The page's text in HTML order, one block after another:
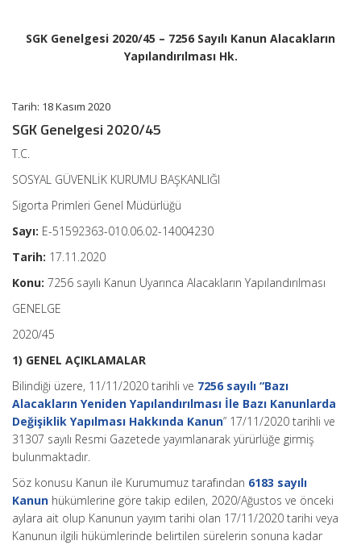
SGK Genelgesi 2020/45 – 7256 Sayılı Kanun Alacakların
Yapılandırılması Hk.
Tarih: 18 Kasım 2020
SGK Genelgesi 2020/45
T.C.
SOSYAL GÜVENLİK KURUMU BAŞKANLIĞI
Sigorta Primleri Genel Müdürlüğü
Sayı: E-51592363-010.06.02-14004230
Tarih: 17.11.2020
Konu: 7256 sayılı Kanun Uyarınca Alacakların Yapılandırılması
GENELGE
2020/45
1) GENEL AÇIKLAMALAR
Bilindiği üzere, 11/11/2020 tarihli ve 7256 sayılı “Bazı
Alacakların Yeniden Yapılandırılması İle Bazı Kanunlarda
Değişiklik Yapılması Hakkında Kanun” 17/11/2020 tarihli ve
31307 sayılı Resmi Gazetede yayımlanarak yürürlüğe girmiş
bulunmaktadır.
Söz konusu Kanun ile Kurumumuz tarafından 6183 sayılı
Kanun hükümlerine göre takip edilen, 2020/Ağustos ve önceki
aylara ait olup Kanunun yayım tarihi olan 17/11/2020 tarihi veya
Kanunun ilgili hükümlerinde belirtilen sürelerin sonuna kadar